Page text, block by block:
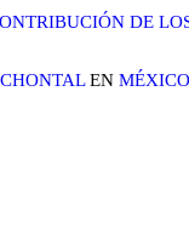
DE
EN